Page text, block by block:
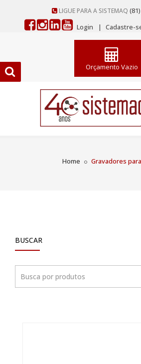
LIGUE PARA A SISTEMAQ
Login
| Cadastre-
Orçamento Vazio
Home Gravadores
BUSCAR